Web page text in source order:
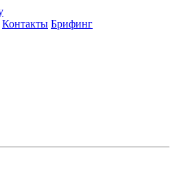
Контакты Брифинг